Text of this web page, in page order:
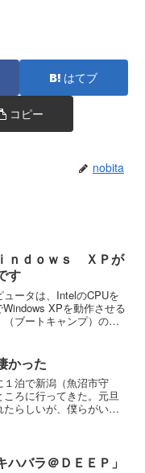
はてブ
コピー
nobita
ｎｄｏｗｓ ＸＰが
す
ュータは、IntelのCPUを
XPを動作させる
（ブートキャンプ）のパ
かった
１泊で新潟（魚沼市守
ころに行ってきた。元旦
たらしいが、僕らがいっ
ので、その分...
ハバラ＠ＤＥＥＰ」